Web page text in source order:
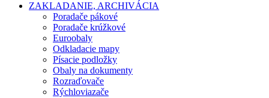
ZAKLADANIE, ARCHIVÁCIA
Poradače pákové
Poradače krúžkové
Euroobaly
Odkladacie mapy
Písacie podložky
Obaly na dokumenty
Rozraďovače
Rýchloviazače